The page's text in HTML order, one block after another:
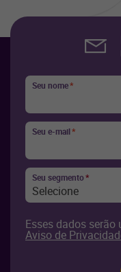
Seu nome*
Seu e-mail*
Seu segmento*
Selecione
Esses dados
Aviso de